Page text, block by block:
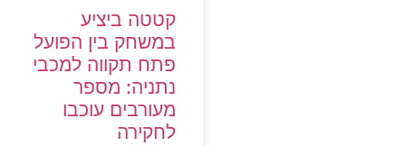
קטטה ביציע
במשחק בין הפועל
פתח תקווה למכבי
נתניה: מספר
מעורבים עוכבו
לחקירה